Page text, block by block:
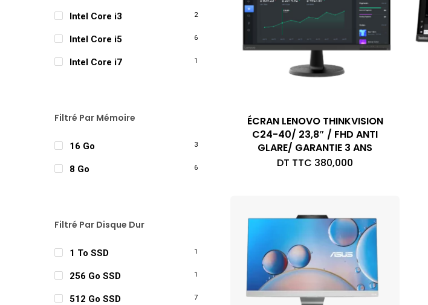
Intel Core i3 2
Intel Core i5 6
Intel Core i7 1
Filtré Par Mémoire
16 Go 3
8 Go 6
Filtré Par Disque Dur
1 To SSD 1
256 Go SSD 1
512 Go SSD 7
ÉCRAN LENOVO THINKVISION
C24-40/ 23,8″ / FHD ANTI
GLARE/ GARANTIE 3 ANS
DT TTC 380,000